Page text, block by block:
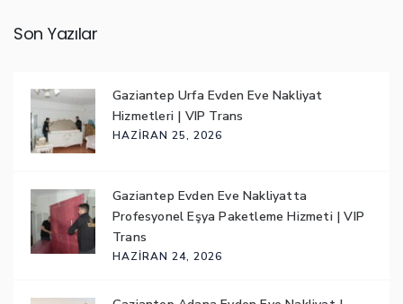
Son Yazılar
Gaziantep Urfa Evden Eve Nakliyat
Hizmetleri | VIP Trans
HAZIRAN 25, 2026
Gaziantep Evden Eve Nakliyatta
Profesyonel Eşya Paketleme Hizmeti | VIP
Trans
HAZIRAN 24, 2026